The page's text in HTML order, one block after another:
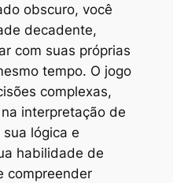
obscuro, você
decadente,
com suas próprias
tempo. O jogo
complexas,
interpretação de
lógica e
habilidade de
compreender